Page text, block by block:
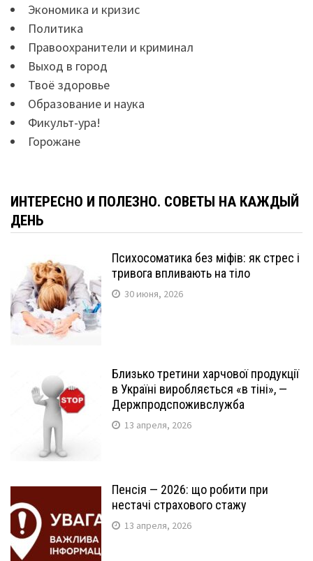
Экономика и кризис
Политика
Правоохранители и криминал
Выход в город
Твоё здоровье
Образование и наука
Фикульт-ура!
Горожане
ИНТЕРЕСНО И ПОЛЕЗНО. СОВЕТЫ НА КАЖДЫЙ
ДЕНЬ
Психосоматика без міфів: як стрес і
тривога впливають на тіло
30 июня, 2026
Близько третини харчової продукції
в Україні виробляється «в тіні», —
Держпродспоживслужба
13 апреля, 2026
Пенсія — 2026: що робити при
нестачі страхового стажу
13 апреля, 2026